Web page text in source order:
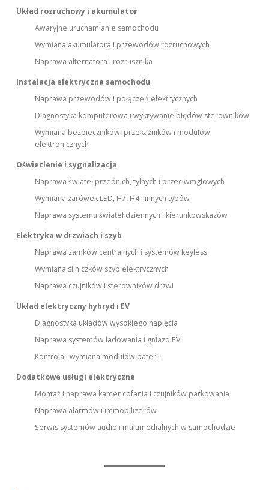
Układ rozruchowy i akumulator
Awaryjne uruchamianie samochodu
Wymiana akumulatora i przewodów rozruchowych
Naprawa alternatora i rozrusznika
Instalacja elektryczna samochodu
Naprawa przewodów i połączeń elektrycznych
Diagnostyka komputerowa i wykrywanie błędów sterowników
Wymiana bezpieczników, przekaźników i modułów
elektronicznych
Oświetlenie i sygnalizacja
Naprawa świateł przednich, tylnych i przeciwmgłowych
Wymiana żarówek LED, H7, H4 i innych typów
Naprawa systemu świateł dziennych i kierunkowskazów
Elektryka w drzwiach i szyb
Naprawa zamków centralnych i systemów keyless
Wymiana silniczków szyb elektrycznych
Naprawa czujników i sterowników drzwi
Układ elektryczny hybryd i EV
Diagnostyka układów wysokiego napięcia
Naprawa systemów ładowania i gniazd EV
Kontrola i wymiana modułów baterii
Dodatkowe usługi elektryczne
Montaż i naprawa kamer cofania i czujników parkowania
Naprawa alarmów i immobilizerów
Serwis systemów audio i multimedialnych w samochodzie